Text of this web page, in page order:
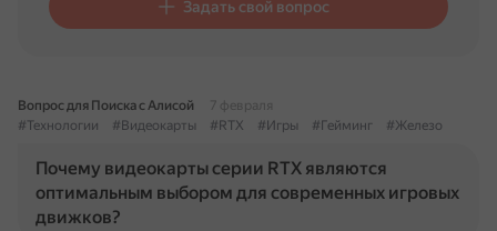
Задать свой вопрос
Вопрос для Поиска с Алисой
7 февраля
#Технологии
#Видеокарты #RTX #Игры #Гейминг #Железо
Почему видеокарты серии RTX являются
оптимальным выбором для современных игровых
движков?